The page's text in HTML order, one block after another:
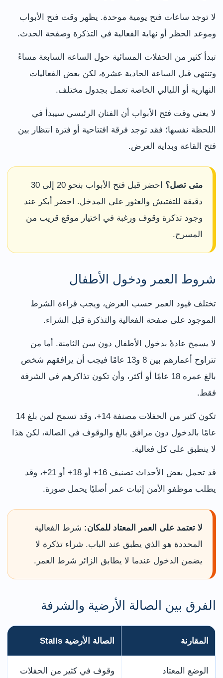
لا توجد ساعات فتح يومية موحدة. يظهر وقت فتح الأبواب
وموعد الحظر أو نهاية الفعالية في التذكرة وصفحة الحدث.
تبدأ كثير من الحفلات المسائية حول الساعة السابعة مساءً
وتنتهي قبل الساعة الحادية عشرة، لكن بعض الفعاليات
النهارية أو الليالي الخاصة تعمل بجدول مختلف.
لا يعني وقت فتح الأبواب أن الفنان الرئيسي سيبدأ في
اللحظة نفسها؛ فقد توجد فرقة افتتاحية أو فترة انتظار بين
فتح القاعة وبداية العرض.
متى تصل؟
احضر قبل فتح الأبواب بنحو 20 إلى 30
دقيقة للتفتيش والعثور على المدخل. احضر أبكر عند
وجود تذكرة وقوف ورغبة في اختيار موقع قريب من
المسرح.
شروط العمر ودخول الأطفال
تختلف قيود العمر حسب العرض، ويجب قراءة الشرط
الموجود على صفحة الفعالية والتذكرة قبل الشراء.
لا يسمح عادةً بدخول الأطفال دون سن الثامنة. أما من
تتراوح أعمارهم بين 8 و13 عامًا فيجب أن يرافقهم شخص
بالغ عمره 18 عامًا أو أكثر، وأن تكون تذاكرهم في الشرفة
فقط.
تكون كثير من الحفلات مصنفة 14+، وقد تسمح لمن بلغ 14
عامًا بالدخول دون مرافق بالغ والوقوف في الصالة، لكن هذا
لا ينطبق على كل فعالية.
قد تحمل بعض الأحداث تصنيف 16+ أو 18+ أو 21+، وقد
يطلب موظفو الأمن إثبات عمر أصليًا يحمل صورة.
لا تعتمد على العمر المعتاد للمكان: شرط الفعالية
المحددة هو الذي يطبق عند الباب. شراء تذكرة لا
يضمن الدخول عندما لا يطابق الزائر شرط العمر.
الفرق بين الصالة الأرضية والشرفة
المقارنة الصالة الأرضية Stalls
الوضع المعتاد وقوف في كثير من الحفلات